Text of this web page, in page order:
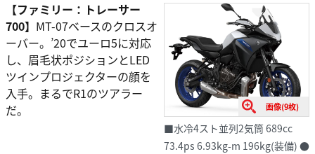
画像(9枚)
■水冷4スト並列2気筒 689cc
73.4ps 6.93kg-m 196kg(装備) ●
【ファミリー：トレーサー
700】 MT-07ベースのクロスオ
ーバー。’20でユーロ5に対応
し、眉毛状ポジションとLED
ツインプロジェクターの顔を
入手。まるでR1のツアラー
だ。